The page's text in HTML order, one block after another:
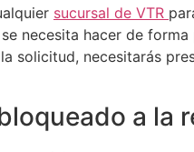
sucursal de VTR
necesita hacer de
solicitud, necesitarás
a la